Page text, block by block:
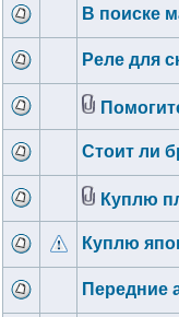
В поиске
Реле для
Стоит ли
Куплю
Куплю
Передние